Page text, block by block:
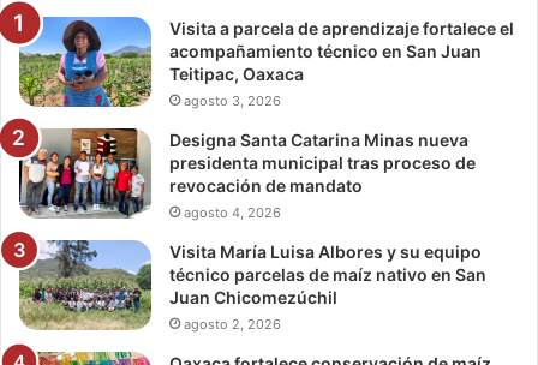
Visita a parcela de aprendizaje fortalece el
acompañamiento técnico en San Juan
Teitipac, Oaxaca
agosto 3, 2026
Designa Santa Catarina Minas nueva
presidenta municipal tras proceso de
revocación de mandato
agosto 4, 2026
Visita María Luisa Albores y su equipo
técnico parcelas de maíz nativo en San
Juan Chicomezúchil
agosto 2, 2026